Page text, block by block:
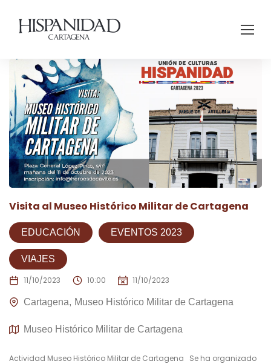
Visita al Museo Histórico Militar de Cartagena
EDUCACIÓN EVENTOS 2023
VIAJES
11/10/2023 10:00 11/10/2023
Cartagena Museo Histórico Militar de Cartagena
Museo Histórico Militar de Cartagena
Actividad Museo Histórico Militar de Cartagena Se ha organizado